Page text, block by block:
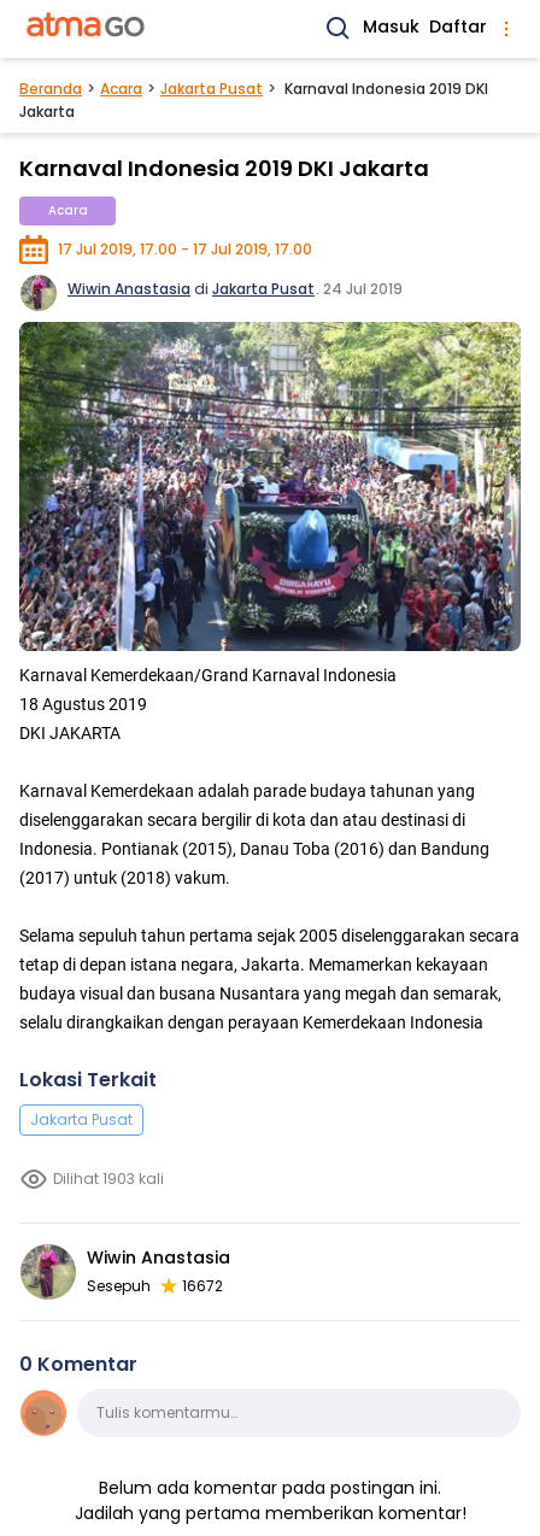
Masuk Daftar
Beranda Acara Jakarta Pusat
Karnaval Indonesia 2019 DKI
Jakarta
Karnaval Indonesia 2019 DKI Jakarta
Acara
17 Jul 2019, 17.00 - 17 Jul 2019, 17.00
Wiwin Anastasia di Jakarta Pusat. 24 Jul 2019
Karnaval Kemerdekaan/Grand Karnaval Indonesia
18 Agustus 2019
DKI JAKARTA
Karnaval Kemerdekaan adalah parade budaya tahunan yang
diselenggarakan secara bergilir di kota dan atau destinasi di
Indonesia. Pontianak (2015), Danau Toba (2016) dan Bandung
(2017) untuk (2018) vakum.
Selama sepuluh tahun pertama sejak 2005 diselenggarakan secara
tetap di depan istana negara, Jakarta. Memamerkan kekayaan
budaya visual dan busana Nusantara yang megah dan semarak,
selalu dirangkaikan dengan perayaan Kemerdekaan Indonesia
Lokasi Terkait
Jakarta Pusat
Dilihat 1903 kali
Wiwin Anastasia
Sesepuh 16672
0 Komentar
KomentarTulis komentarmu…
Belum ada komentar pada postingan ini.
Jadilah yang pertama memberikan komentar!